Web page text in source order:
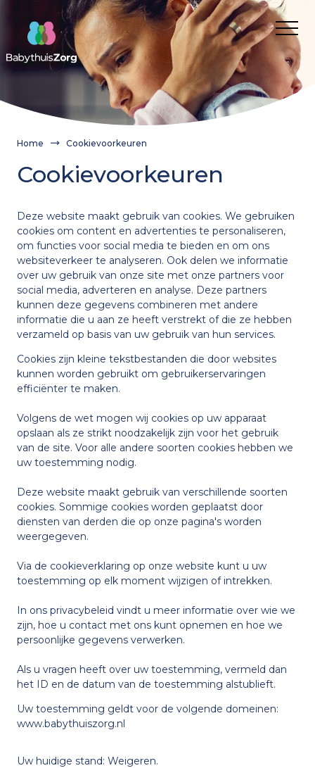
Over ons
Voor wie
Cliënt
Onze medewerkers
Wanneer inzetten?
Waarom BabythuisZorg?
Onze medewerkers
Theorie en cijfers
Praktijkvoorbeelden
Franchisenemers
Gemeente
Route aanvragen BabythuisZorg
Nieuws
Werken bij
Contact
BabythuisZorg aanvragen
Nederlands English
Aanvragen
Onze medewerkers
Verwijzer Nieuws
Samenwerking met Feel
De eerste 1000 dagen
Home Cookievoorkeuren
Cookievoorkeuren
Deze website maakt gebruik van cookies. We gebruiken
cookies om content en advertenties te personaliseren,
om functies voor social media te bieden en om ons
websiteverkeer te analyseren. Ook delen we informatie
over uw gebruik van onze site met onze partners voor
social media, adverteren en analyse. Deze partners
kunnen deze gegevens combineren met andere
informatie die u aan ze heeft verstrekt of die ze hebben
verzameld op basis van uw gebruik van hun services.
Cookies zijn kleine tekstbestanden die door websites
kunnen worden gebruikt om gebruikerservaringen
efficiënter te maken.
Volgens de wet mogen wij cookies op uw apparaat
opslaan als ze strikt noodzakelijk zijn voor het gebruik
van de site. Voor alle andere soorten cookies hebben we
uw toestemming nodig.
Deze website maakt gebruik van verschillende soorten
cookies. Sommige cookies worden geplaatst door
diensten van derden die op onze pagina's worden
weergegeven.
Via de cookieverklaring op onze website kunt u uw
toestemming op elk moment wijzigen of intrekken.
In ons privacybeleid vindt u meer informatie over wie we
zijn, hoe u contact met ons kunt opnemen en hoe we
persoonlijke gegevens verwerken.
Als u vragen heeft over uw toestemming, vermeld dan
het ID en de datum van de toestemming alstublieft.
Uw toestemming geldt voor de volgende domeinen:
www.babythuiszorg.nl
Uw huidige stand: Weigeren.